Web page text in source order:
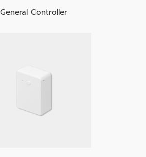
General Controller